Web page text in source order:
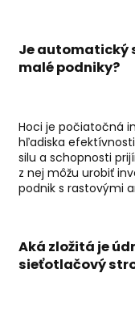
Jeautomatický
malé podniky?
Hoci je počiatočná
hľadiska
silu a schopnosti
z nej môžu urobiť
podnik s rastovými
Aká zložitá je
sieťotlačový